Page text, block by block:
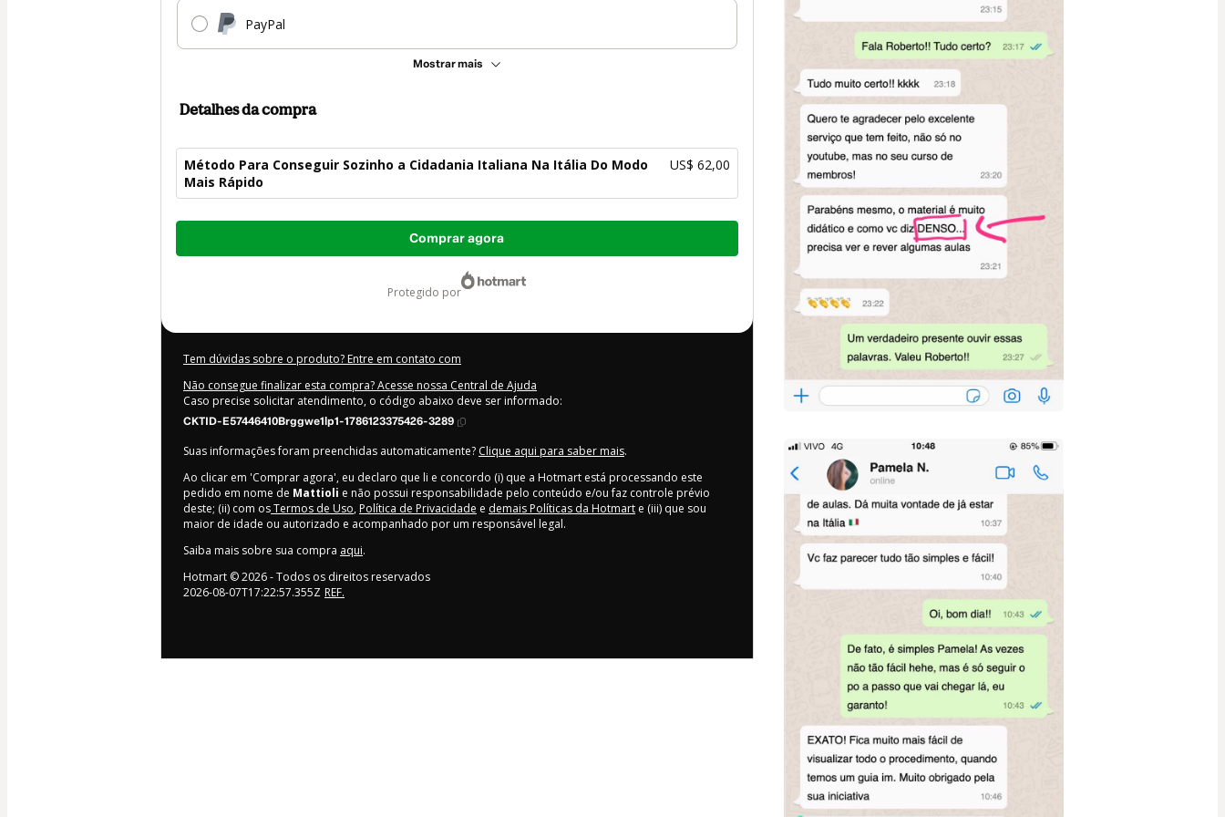
PayPal
Mostrar mais
Detalhes da compra
Método Para Conseguir Sozinho a Cidadania Italiana Na Itália Do Modo
Mais Rápido
US$ 62,00
Total
Comprar agora
protegido por
Tem dúvidas sobre o produto? Entre em contato com
Não consegue finalizar esta compra? Acesse nossa Central de Ajuda
Caso precise solicitar atendimento, o código abaixo deve ser informado:
CKTID-E57446410Brggwe1lp1-1786123375426-3289
Suas informações foram preenchidas automaticamente? Clique aqui para saber mais.
Ao clicar em 'Comprar agora', eu declaro que li e concordo (i) que a Hotmart está processando este
pedido em nome de Mattioli e não possui responsabilidade pelo conteúdo e/ou faz controle prévio
deste; (ii) com osTermos de Uso, Política de Privacidade e demais Políticas da Hotmart e (iii) que sou
maior de idade ou autorizado e acompanhado por um responsável legal.
Saiba mais sobre sua compra aqui.
Hotmart ©2026- Todos os direitos reservados
2026-08-07T17:22:57.355Z REF.